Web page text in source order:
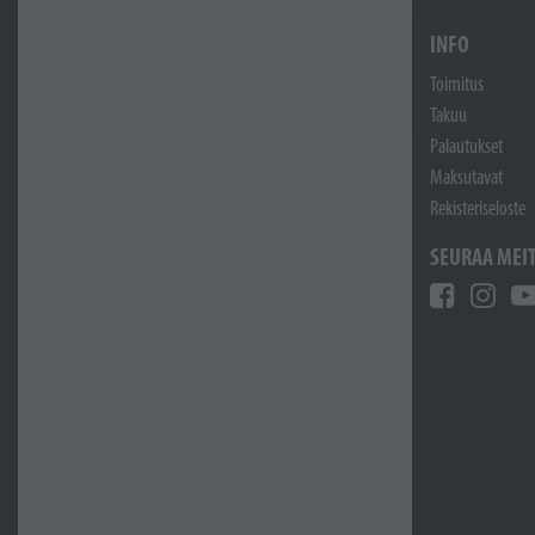
INFO
Toimitus
Takuu
Palautukset
Maksutavat
Rekisteriseloste
SEURAA